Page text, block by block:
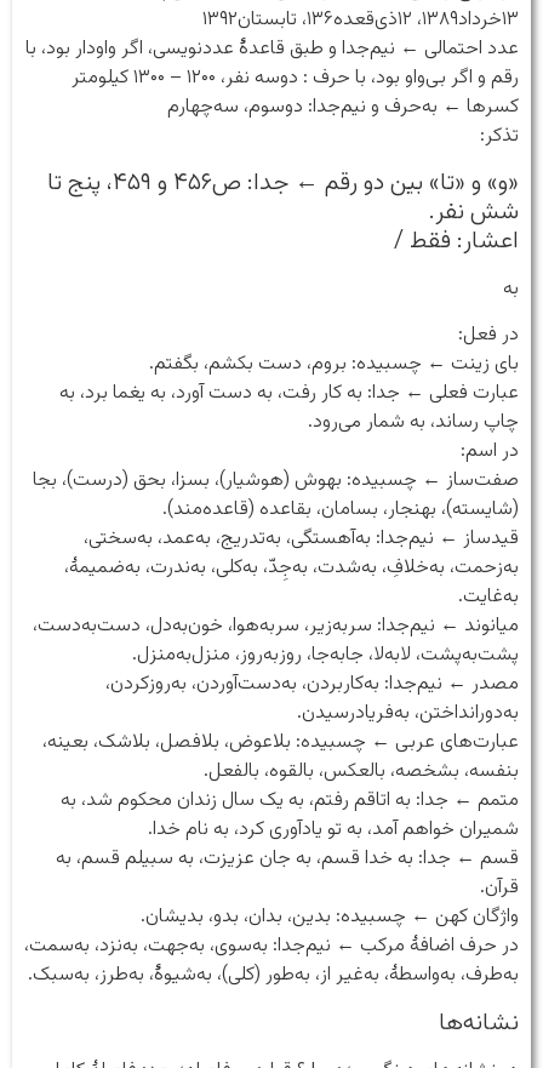
۱۳خرداد۱۳۸۹، ۱۲ذی‌قعده۱۳۶، تابستان۱۳۹۲
عدد احتمالی ← نیم‌جدا و طبق قاعدهٔ عددنویسی، اگر واودار بود، با
رقم و اگر بی‌واو بود، با حرف : دوسه نفر، ۱۲۰۰ – ۱۳۰۰ کیلومتر
کسرها ← به‌حرف و نیم‌جدا: دوسوم، سه‌چهارم
تذکر:
«و» و «تا» بین دو رقم ← جدا: ص۴۵۶ و ۴۵۹، پنج تا
شش نفر.
اعشار: فقط /
به
در فعل:
بای زینت ← چسبیده: بروم، دست بکشم، بگفتم.
عبارت فعلی ← جدا: به‌ کار رفت، به‌ دست آورد، به‌ یغما برد، به‌
چاپ رساند، به‌ شمار می‌رود.
در اسم:
صفت‌ساز ← چسبیده: بهوش (هوشیار)، بسزا، بحق (درست)، بجا
(شایسته)، بهنجار، بسامان، بقاعده (قاعده‌مند).
قیدساز ← نیم‌جدا: به‌آهستگی، به‌تدریج، به‌عمد، به‌سختی،
به‌زحمت، به‌خلافِ، به‌شدت، به‌جِدّ، به‌کلی، به‌ندرت، به‌ضمیمهٔ،
به‌غایت.
میانوند ← نیم‌جدا: سربه‌زیر، سربه‌هوا، خون‌به‌دل، دست‌به‌دست،
پشت‌به‌پشت، لابه‌لا، جابه‌جا، روزبه‌روز، منزل‌به‌منزل.
مصدر ← نیم‌جدا: به‌کاربردن، به‌دست‌آوردن، به‌روزکردن،
به‌دورانداختن، به‌فریادرسیدن.
عبارت‌های عربی ← چسبیده: بلاعوض، بلافصل، بلاشک، بعینه،
بنفسه، بشخصه، بالعکس، بالقوه، بالفعل.
متمم ← جدا: به اتاقم رفتم، به یک سال زندان محکوم شد، به
شمیران خواهم آمد، به تو یادآوری کرد، به نام خدا.
قسم ← جدا: به خدا قسم، به جان عزیزت، به سبیلم قسم، به
قرآن.
واژگان کهن ← چسبیده: بدین، بدان، بدو، بدیشان.
در حرف اضافهٔ مرکب ← نیم‌جدا: به‌سوی، به‌جهت، به‌نزد، به‌سمت،
به‌طرف، به‌واسطهٔ، به‌غیر از، به‌طور (کلی)، به‌شیوهٔ، به‌طرز، به‌سبک.
نشانه‌ها